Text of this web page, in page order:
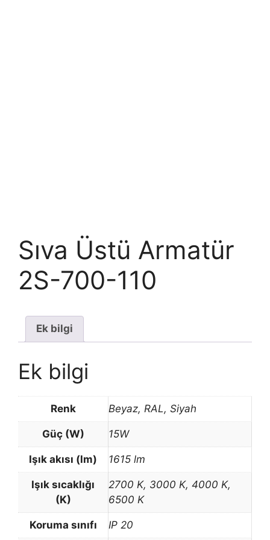
Sıva Üstü Armatür
2S-700-110
Ek bilgi
Ek bilgi
Renk Beyaz, RAL, Siyah
Güç (W) 15W
Işık akısı (lm) 1615 lm
Işık sıcaklığı
(K)
2700 K, 3000 K, 4000 K,
6500 K
Koruma sınıfı IP 20